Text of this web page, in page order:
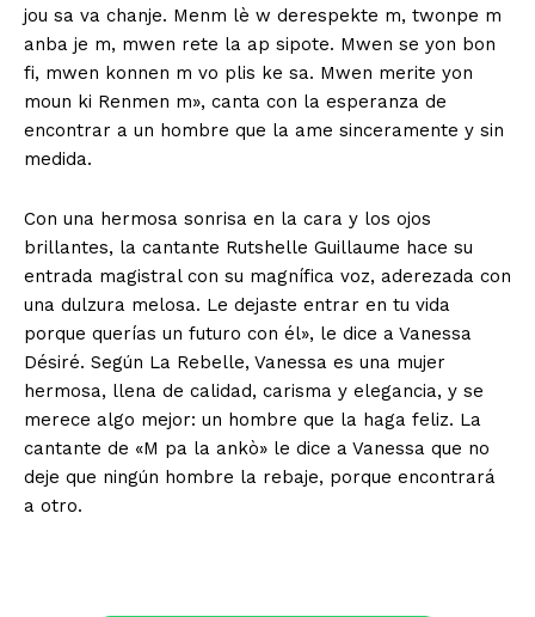
jou sa va chanje. Menm lè w derespekte m, twonpe m
anba je m, mwen rete la ap sipote. Mwen se yon bon
fi, mwen konnen m vo plis ke sa. Mwen merite yon
moun ki Renmen m», canta con la esperanza de
encontrar a un hombre que la ame sinceramente y sin
medida.
Con una hermosa sonrisa en la cara y los ojos
brillantes, la cantante Rutshelle Guillaume hace su
entrada magistral con su magnífica voz, aderezada con
una dulzura melosa. Le dejaste entrar en tu vida
porque querías un futuro con él», le dice a Vanessa
Désiré. Según La Rebelle, Vanessa es una mujer
hermosa, llena de calidad, carisma y elegancia, y se
merece algo mejor: un hombre que la haga feliz. La
cantante de «M pa la ankò» le dice a Vanessa que no
deje que ningún hombre la rebaje, porque encontrará
a otro.